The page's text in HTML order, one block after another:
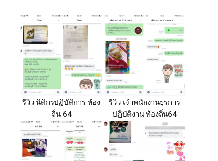
รีวิว นิติกรปฏิบัติการ ท้อง
ถิ่น 64
รีวิว เจ้าพนักงานธุรการ
ปฏิบัติงาน ท้องถิ่น64